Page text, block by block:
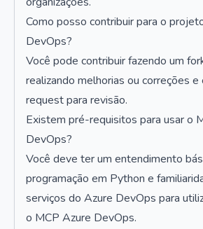
Como posso contribuir para o
DevOps?
Você pode contribuir fazendo um
realizando melhorias ou correções
request para revisão.
Existem pré-requisitos para usar o
DevOps?
Você deve ter um entendimento
programação em Python e
serviços do Azure DevOps para
o MCP Azure DevOps.